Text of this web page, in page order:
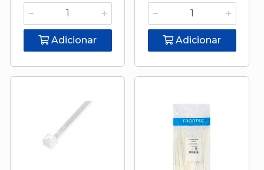
Adicionar Adicionar